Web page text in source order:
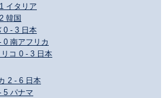
イタリア
韓国
0 - 3 日本
0 南アフリカ
コ 0 - 3 日本
2 - 6 日本
5 パナマ